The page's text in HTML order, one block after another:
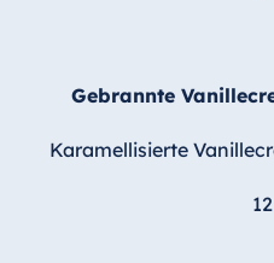
Gebrannte
Karamellisierte